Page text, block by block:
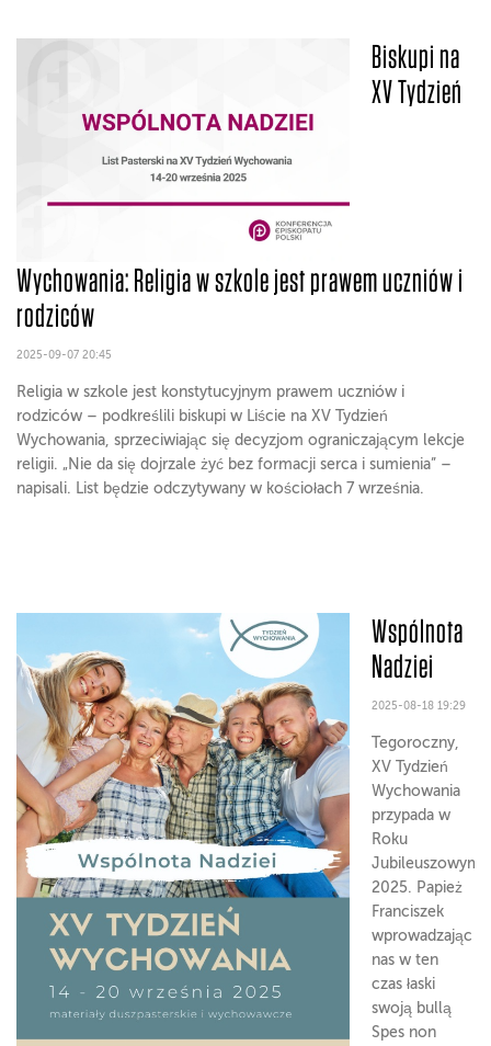
Biskupi na
XV Tydzień
Wychowania: Religia w szkole jest prawem uczniów i
rodziców
2025-09-07 20:45
Religia w szkole jest konstytucyjnym prawem uczniów i
rodziców – podkreślili biskupi w Liście na XV Tydzień
Wychowania, sprzeciwiając się decyzjom ograniczającym lekcje
religii. „Nie da się dojrzale żyć bez formacji serca i sumienia” –
napisali. List będzie odczytywany w kościołach 7 września.
Wspólnota
Nadziei
2025-08-18 19:29
Tegoroczny,
XV Tydzień
Wychowania
przypada w
Roku
Jubileuszowym
2025. Papież
Franciszek
wprowadzając
nas w ten
czas łaski
swoją bullą
Spes non